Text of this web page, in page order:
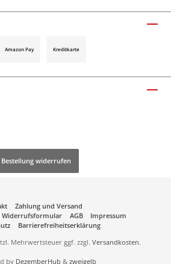
Amazon Pay Kreditkarte
Bestellung widerrufen
Zahlung und Versand
Widerrufsformular
AGB
Impressum
Barrierefreiheitserklärung
Mehrwertsteuer ggf. zzgl. Versandkosten.
by DezemberHub & zweigelb